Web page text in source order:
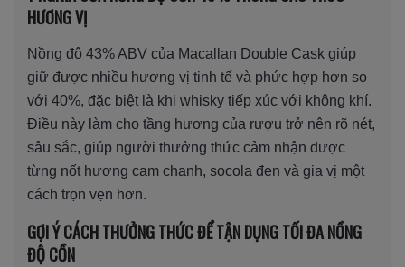
HƯƠNG VỊ
Nồng độ 43% ABV của Macallan Double Cask giúp
giữ được nhiều hương vị tinh tế và phức hợp hơn so
với 40%, đặc biệt là khi whisky tiếp xúc với không khí.
Điều này làm cho tầng hương của rượu trở nên rõ nét,
sâu sắc, giúp người thưởng thức cảm nhận được
từng nốt hương cam chanh, socola đen và gia vị một
cách trọn vẹn hơn.
GỢI Ý CÁCH THƯỞNG THỨC ĐỂ TẬN DỤNG TỐI ĐA NỒNG
ĐỘ CỒN